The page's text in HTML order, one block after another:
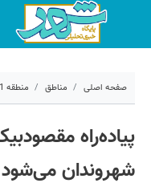
صفحه اصلی مناطق منطقه 1
کد مطلب:
پیاده‌راه
شهروندان می‌شود